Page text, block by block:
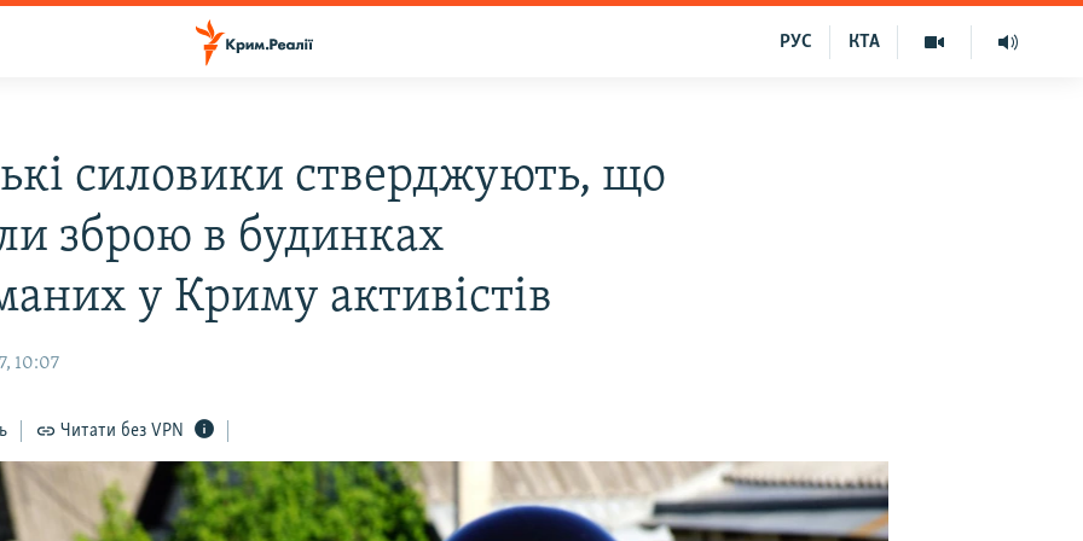
КТА
РУС
силовики стверджують, що
зброю в будинках
у Криму активістів
10:07
Читати без VPN